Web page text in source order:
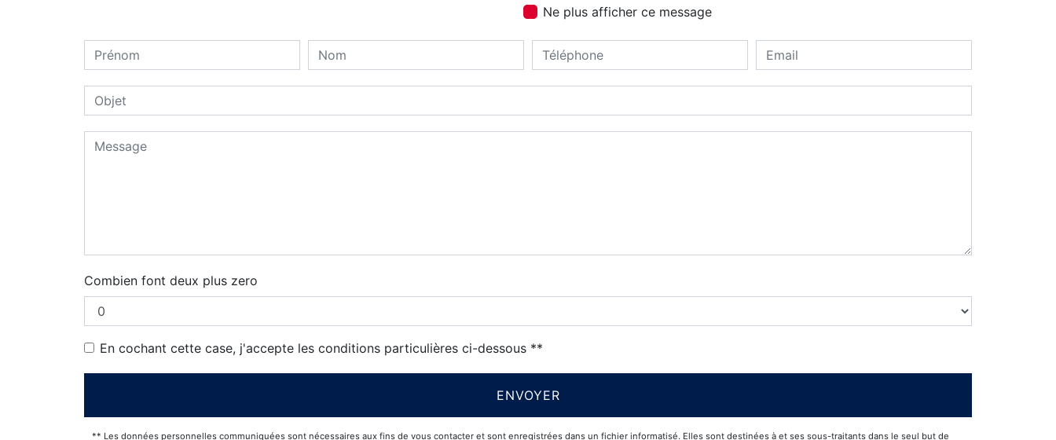
Ne plus afficher ce message
Combien font deux plus zero
En cochant cette case, j'accepte les conditions particulières ci-dessous **
ENVOYER
** Les données personnelles communiquées sont nécessaires aux fins de vous contacter et sont enregistrées dans un fichier informatisé. Elles sont destinées à et ses sous-traitants dans le seul but de